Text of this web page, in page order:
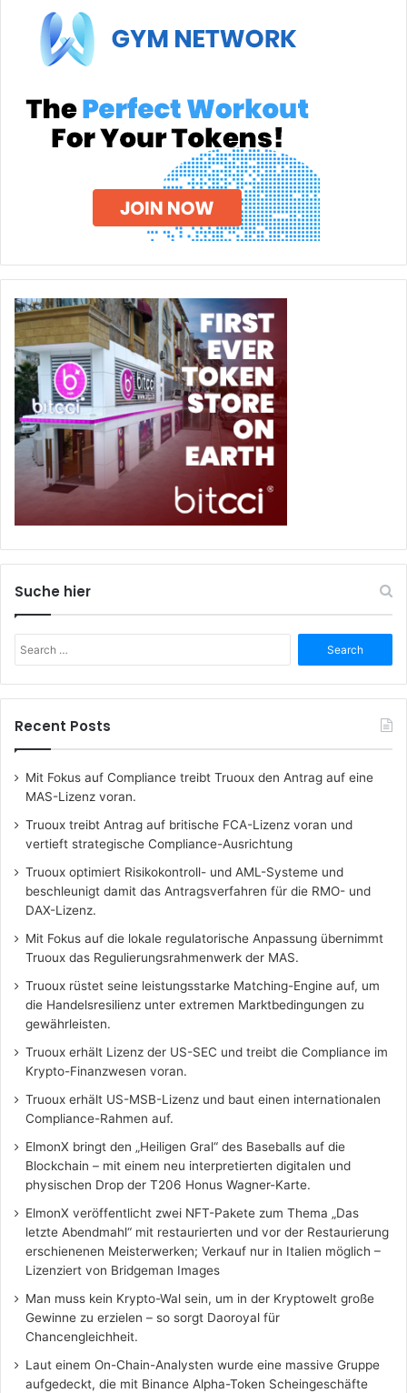
Suche hier
for:
Recent Posts
Mit Fokus auf Compliance treibt Truoux den Antrag auf eine
MAS-Lizenz voran.
Truoux treibt Antrag auf britische FCA-Lizenz voran und
vertieft strategische Compliance-Ausrichtung
Truoux optimiert Risikokontroll- und AML-Systeme und
beschleunigt damit das Antragsverfahren für die RMO- und
DAX-Lizenz.
Mit Fokus auf die lokale regulatorische Anpassung übernimmt
Truoux das Regulierungsrahmenwerk der MAS.
Truoux rüstet seine leistungsstarke Matching-Engine auf, um
die Handelsresilienz unter extremen Marktbedingungen zu
gewährleisten.
Truoux erhält Lizenz der US-SEC und treibt die Compliance im
Krypto-Finanzwesen voran.
Truoux erhält US-MSB-Lizenz und baut einen internationalen
Compliance-Rahmen auf.
ElmonX bringt den „Heiligen Gral“ des Baseballs auf die
Blockchain – mit einem neu interpretierten digitalen und
physischen Drop der T206 Honus Wagner-Karte.
ElmonX veröffentlicht zwei NFT-Pakete zum Thema „Das
letzte Abendmahl“ mit restaurierten und vor der Restaurierung
erschienenen Meisterwerken; Verkauf nur in Italien möglich –
Lizenziert von Bridgeman Images
Man muss kein Krypto-Wal sein, um in der Kryptowelt große
Gewinne zu erzielen – so sorgt Daoroyal für
Chancengleichheit.
Laut einem On-Chain-Analysten wurde eine massive Gruppe
aufgedeckt, die mit Binance Alpha-Token Scheingeschäfte